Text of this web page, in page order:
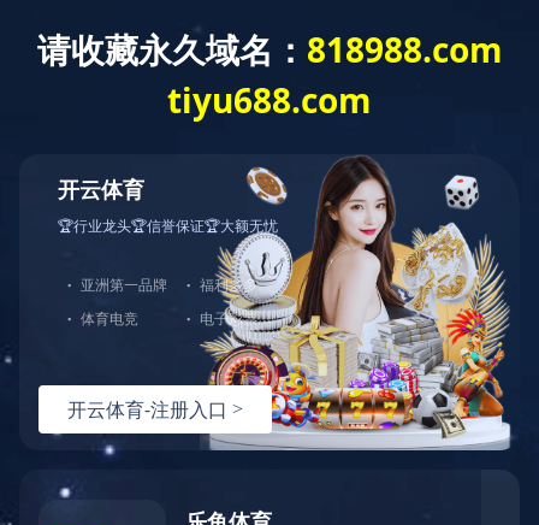
双色注塑模具，两种塑胶材料在同一台注塑机上，成型两
次，但产品出模只有一次。这也被称为双注塑工艺，通常由
一套模具进行，需要特殊的双色注塑机。
双色注塑模具目前在市场上越来越受欢迎，在这个过程中
可以使产品更加美观，易于更换颜色，不用喷涂，但价格昂
贵，技术要求高。